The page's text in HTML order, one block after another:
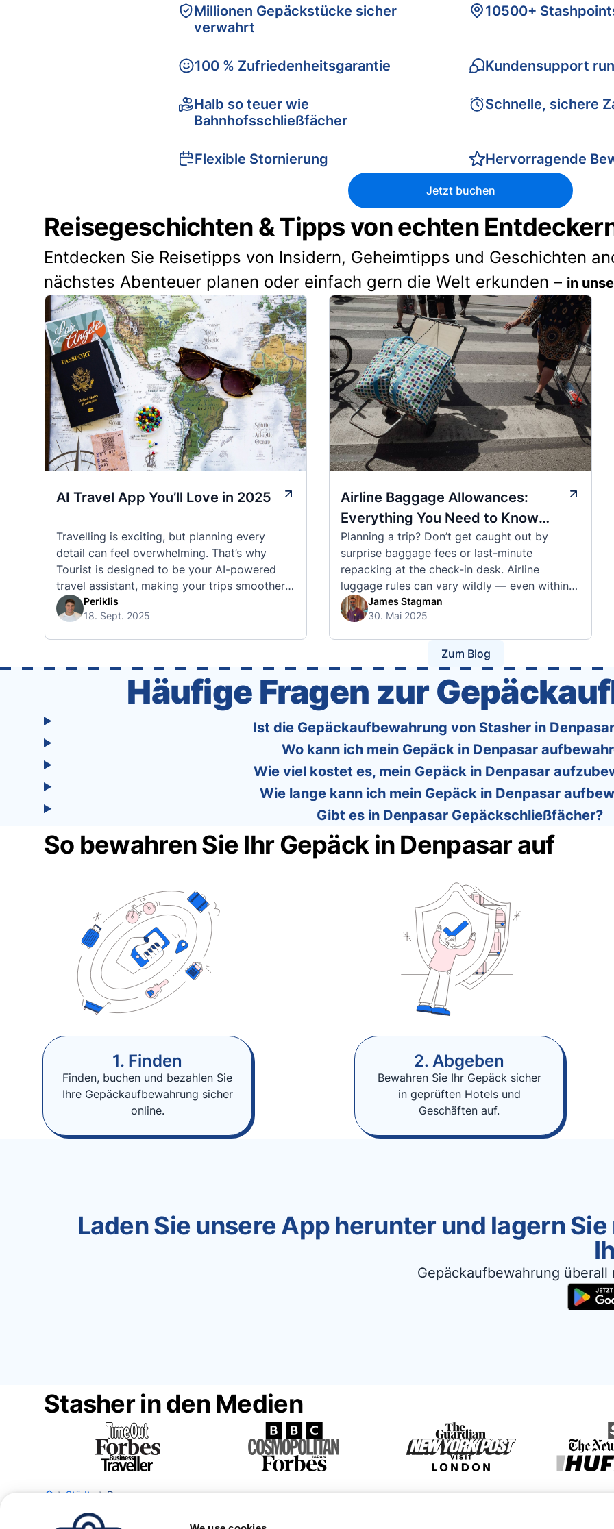
Millionen Gepäckstücke sicher
verwahrt
100 % Zufriedenheitsgarantie
Halb so teuer wie
Bahnhofsschließfächer
Flexible Stornierung
10500+
Kundensupport
Schnelle, sichere
Hervorragende
Jetzt buchen
Reisegeschichten & Tipps von echten
Entdecken Sie Reisetipps von Insidern, Geheimtipps und Geschichten
nächstes Abenteuer planen oder einfach gern die Welt erkunden – in
AI Travel App You’ll Love in 2025
Travelling is exciting, but planning every
detail can feel overwhelming. That’s why
Tourist is designed to be your AI-powered
travel assistant, making your trips smoother,
smarter, and stress-free. 🧭 What Makes the
Tourist App Unique? Unlike standard travel
trip planning becomes as exciting …
Periklis
18. Sept. 2025
Airline Baggage Allowances:
Everything You Need to Know
Before You Fly
Planning a trip? Don’t get caught out by
surprise baggage fees or last-minute
repacking at the check-in desk. Airline
luggage rules can vary wildly — even within
the same country or alliance. That’s why
we’ve created a detailed set of guides to help
policies of over 30 international …
James Stagman
30. Mai 2025
Zum Blog
Häufige Fragen zur
Ist die Gepäckaufbewahrung von Stasher in
Wo kann ich mein Gepäck in Denpasar
Wie viel kostet es, mein Gepäck in Denpasar
Wie lange kann ich mein Gepäck in Denpasar
Gibt es in Denpasar Gepäckschließfächer?
So bewahren Sie Ihr Gepäck in Denpasar auf
1. Finden
Finden, buchen und bezahlen Sie
Ihre Gepäckaufbewahrung sicher
online.
2. Abgeben
Bewahren Sie Ihr Gepäck sicher
in geprüften Hotels und
Geschäften auf.
Laden Sie unsere App herunter und lagern
Gepäckaufbewahrung
Stasher in den Medien
Städte Denpasar